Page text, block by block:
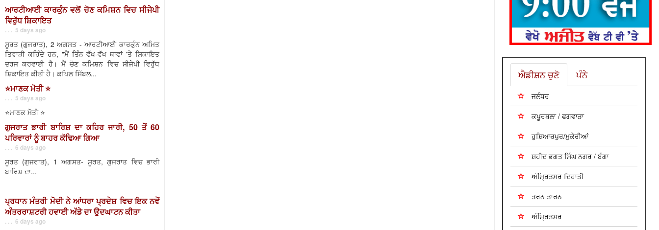
ਆਰਟੀਆਈ ਕਾਰਕੁੰਨ ਵਲੋਂ ਚੋਣ ਕਮਿਸ਼ਨ ਵਿਚ ਸੀਜੇਪੀ
ਵਿਰੁੱਧ ਸ਼ਿਕਾਇਤ
. . . 5 days ago
ਸੂਰਤ (ਗੁਜਰਾਤ), 2 ਅਗਸਤ - ਆਰਟੀਆਈ ਕਾਰਕੁੰਨ ਅਮਿਤ
ਤਿਵਾੜੀ ਕਹਿੰਦੇ ਹਨ, "ਮੈਂ ਤਿੰਨ ਵੱਖ-ਵੱਖ ਥਾਵਾਂ 'ਤੇ ਸ਼ਿਕਾਇਤ
ਦਰਜ ਕਰਵਾਈ ਹੈ। ਮੈਂ ਚੋਣ ਕਮਿਸ਼ਨ ਵਿਚ ਸੀਜੇਪੀ ਵਿਰੁੱਧ
ਸ਼ਿਕਾਇਤ ਕੀਤੀ ਹੈ। ਕਪਿਲ ਸਿੱਬਲ...
⭐️ਮਾਣਕ ਮੋਤੀ ⭐️
. . . 5 days ago
⭐️ਮਾਣਕ ਮੋਤੀ ⭐️
ਗੁਜਰਾਤ ਭਾਰੀ ਬਾਰਿਸ਼ ਦਾ ਕਹਿਰ ਜਾਰੀ, 50 ਤੋਂ 60
ਪਰਿਵਾਰਾਂ ਨੂੰ ਬਾਹਰ ਕੱਢਿਆ ਗਿਆ
. . . 6 days ago
ਸੂਰਤ (ਗੁਜਰਾਤ), 1 ਅਗਸਤ- ਸੂਰਤ, ਗੁਜਰਾਤ ਵਿਚ ਭਾਰੀ
ਬਾਰਿਸ਼ ਦਾ...
ਪ੍ਰਧਾਨ ਮੰਤਰੀ ਮੋਦੀ ਨੇ ਆਂਧਰਾ ਪ੍ਰਦੇਸ਼ ਵਿਚ ਇਕ ਨਵੇਂ
ਅੰਤਰਰਾਸ਼ਟਰੀ ਹਵਾਈ ਅੱਡੇ ਦਾ ਉਦਘਾਟਨ ਕੀਤਾ
. . . 6 days ago
ਐਡੀਸ਼ਨ ਚੁਣੋ ਪੰਨੇ
ਜਲੰਧਰ
ਕਪੂਰਥਲਾ / ਫਗਵਾੜਾ
ਹੁਸ਼ਿਆਰਪੁਰ/ਮੁਕੇਰੀਆਂ
ਸ਼ਹੀਦ ਭਗਤ ਸਿੰਘ ਨਗਰ / ਬੰਗਾ
ਅੰਮ੍ਰਿਤਸਰ ਦਿਹਾਤੀ
ਤਰਨ ਤਾਰਨ
ਅੰਮ੍ਰਿਤਸਰ